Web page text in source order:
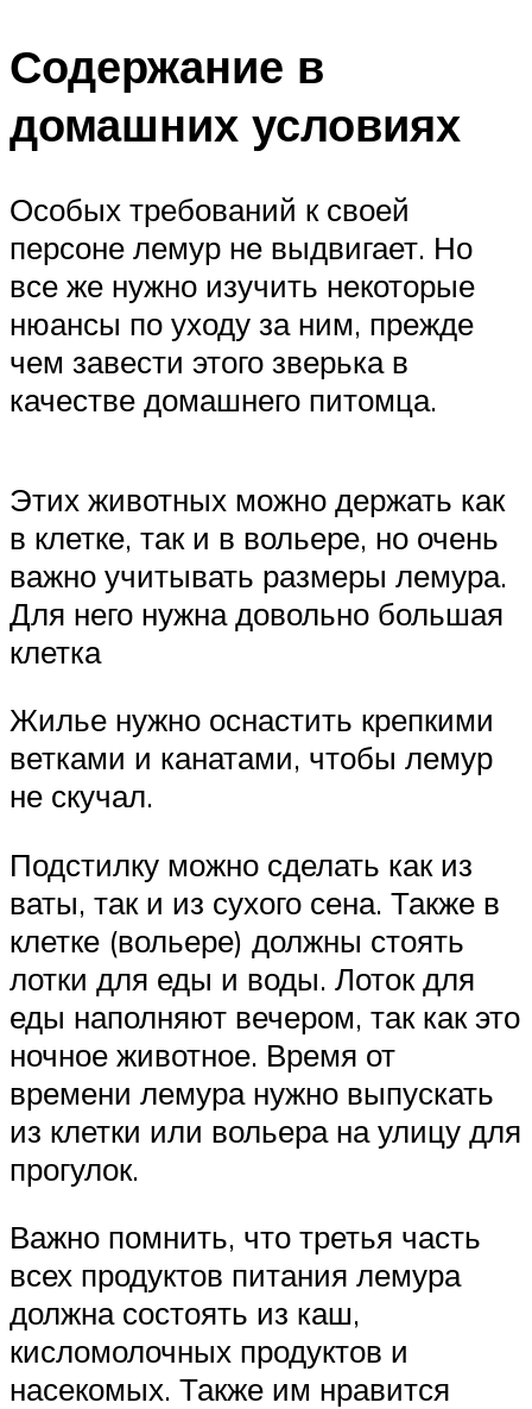
Содержание в
домашних условиях
Особых требований к своей
персоне лемур не выдвигает. Но
все же нужно изучить некоторые
нюансы по уходу за ним, прежде
чем завести этого зверька в
качестве домашнего питомца.
Этих животных можно держать как
в клетке, так и в вольере, но очень
важно учитывать размеры лемура.
Для него нужна довольно большая
клетка
Жилье нужно оснастить крепкими
ветками и канатами, чтобы лемур
не скучал.
Подстилку можно сделать как из
ваты, так и из сухого сена. Также в
клетке (вольере) должны стоять
лотки для еды и воды. Лоток для
еды наполняют вечером, так как это
ночное животное. Время от
времени лемура нужно выпускать
из клетки или вольера на улицу для
прогулок.
Важно помнить, что третья часть
всех продуктов питания лемура
должна состоять из каш,
кисломолочных продуктов и
насекомых. Также им нравится